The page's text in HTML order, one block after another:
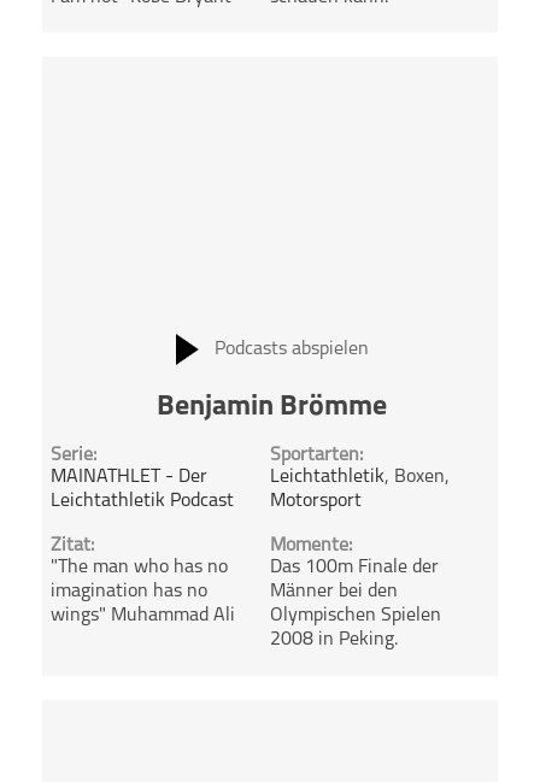
Podcasts abspielen
Benjamin Brömme
Serie:
MAINATHLET - Der
Leichtathletik Podcast
Sportarten:
Leichtathletik, Boxen,
Motorsport
Zitat:
"The man who has no
imagination has no
wings" Muhammad Ali
Momente:
Das 100m Finale der
Männer bei den
Olympischen Spielen
2008 in Peking.